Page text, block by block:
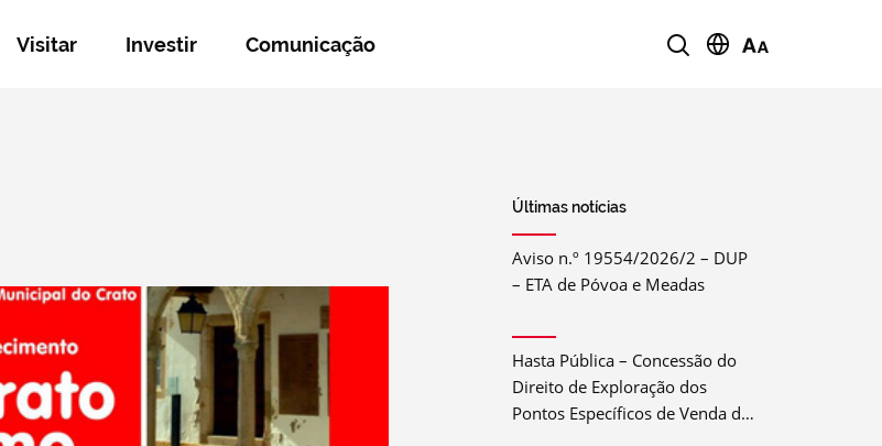
Visitar Investir Comunicação
Últimas notícias
Aviso n.º 19554/2026/2 – DUP
– ETA de Póvoa e Meadas
Hasta Pública – Concessão do
Direito de Exploração dos
Pontos Específicos de Venda de